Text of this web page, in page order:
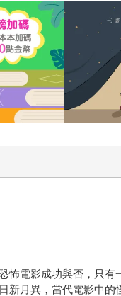
電影成功與否，只
新月異，當代電影中